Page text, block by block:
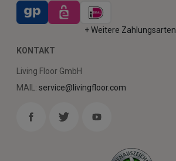
+ Weitere Zahlungsarten
KONTAKT
Living Floor GmbH
MAIL: service@livingfloor.com